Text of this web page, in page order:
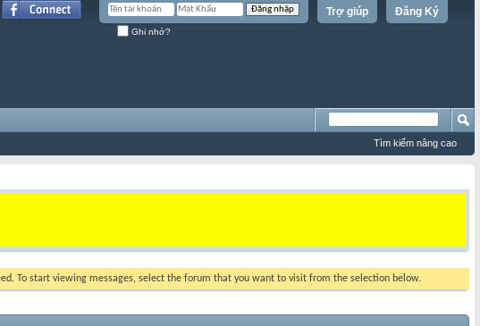
Đăng Ký
Trợ giúp
Ghi nhớ?
Tìm kiếm nâng cao
To start viewing messages, select the forum that you want to visit from the selection below.